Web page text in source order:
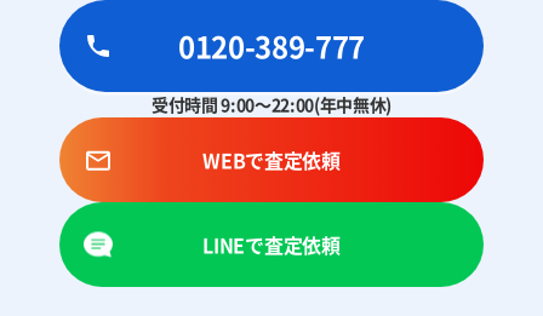
0120-389-777
受付時間 9:00～22:00(年中無休)
WEBで査定依頼
LINEで査定依頼